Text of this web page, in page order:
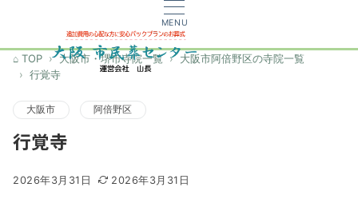
MENU
TOP 大阪市・堺市寺院一覧
大阪市阿倍野区の寺院一覧
行覚寺
大阪市 阿倍野区
行覚寺
2026年3月31日 2026年3月31日